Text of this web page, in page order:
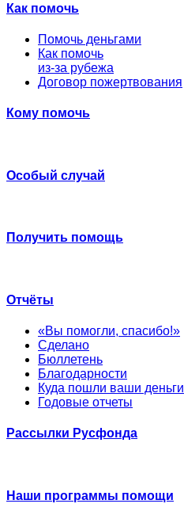
Как помочь
Помочь деньгами
Как помочь
из-за рубежа
Договор пожертвования
Кому помочь
Особый случай
Получить помощь
Отчёты
«Вы помогли, спасибо!»
Сделано
Бюллетень
Благодарности
Куда пошли ваши деньги
Годовые отчеты
Рассылки Русфонда
Наши программы помощи